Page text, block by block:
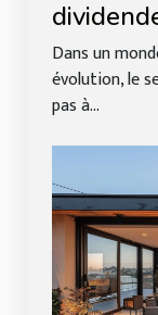
Dans un
évolution, le
pas à...